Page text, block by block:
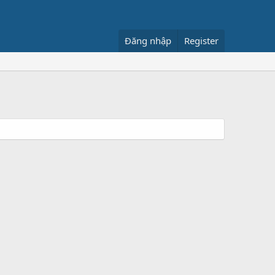
Đăng nhập Register